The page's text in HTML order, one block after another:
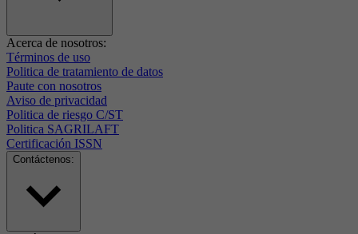
Acerca de nosotros:
Términos de uso
Politica de tratamiento de datos
Paute con nosotros
Aviso de privacidad
Politica de riesgo C/ST
Politica SAGRILAFT
Certificación ISSN
Contáctenos: